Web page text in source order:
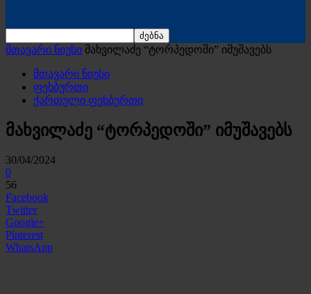
მთავარი ნიუსი მახვილაძე “ტორპედოში” იმუშავებს
მთავარი ნიუსი
ფეხბურთი
ქართული ფეხბურთი
მახვილაძე “ტორპედოში” იმუშავებს
30/04/2024
0
56
Facebook
Twitter
Google+
Pinterest
WhatsApp